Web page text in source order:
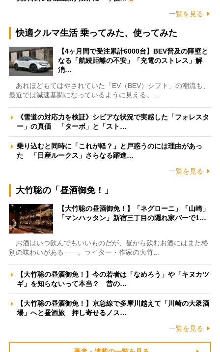
一覧を見る
快適クルマ生活 乗ってみた、使ってみた
【4ヶ月間で受注累計6000台】BEV普及の障壁と
なる「航続距離の不安」「充電のストレス」解
消…
あれほどもてはやされていた「EV（BEV）シフト」の潮流も、
最近では減速基調になっているように見える。…
《雪道の対応力を検証》シビアな状況で実感した「フォレスタ
ー」の真価 「ターボ」と「スト…
乗り込むと同時に「これが軽？」と戸惑うのには理由があっ
た 「日産ルークス」さらなる躍進…
一覧を見る
大竹聡の「昼酒御免！」
【大竹聡の昼酒御免！】「ネグローニ」「山崎」
「マンハッタン」新宿三丁目の隠れ家バーで1…
お酒はいつ飲んでもいいものだが、昼から飲むお酒にはまた格
別の味わいがある――。ライター・作家の大竹…
【大竹聡の昼酒御免！】今の若者は「なめろう」や「キヌカツ
ギ」を知らないって本当？ 昔の…
【大竹聡の昼酒御免！】京急線で多摩川越えて「川崎の大衆酒
場」へと昼酒旅 押し寄せるノス…
一覧を見る